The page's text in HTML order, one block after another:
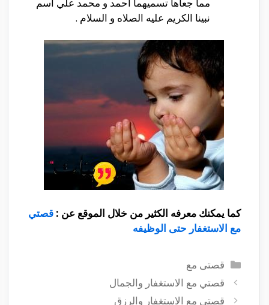
نبينا الكريم عليه الصلاه و السلام .
كما يمكنك معرفه الكثير من خلال الموقع عن : قصتي
مع الاستغفار حتى الوظيفه
التصنيفات
قصتى مع
قصتي مع الاستغفار والجمال
قصتي مع الاستغفار والرزق